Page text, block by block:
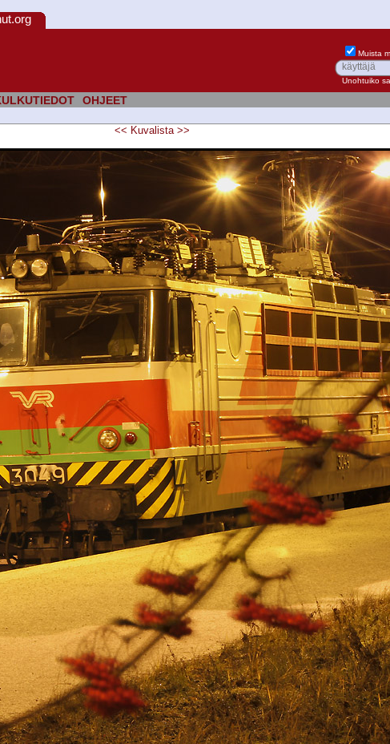
OHJEET
Muista
Unohtuiko
<< Kuvalista >>